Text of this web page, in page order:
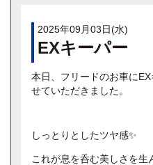
2025年09月03日(水)
EXキーパー
本日、フリードのお車に
せていただきました。
しっとりとしたツヤ感✨
これが息を呑む美しさを生